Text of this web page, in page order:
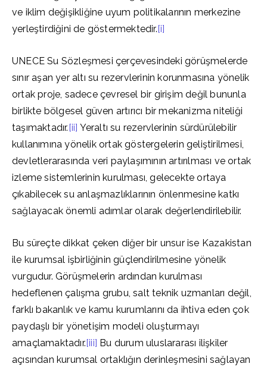
ve iklim değişikliğine uyum politikalarının merkezine
yerleştirdiğini de göstermektedir.[i]
UNECE Su Sözleşmesi çerçevesindeki görüşmelerde
sınır aşan yer altı su rezervlerinin korunmasına yönelik
ortak proje, sadece çevresel bir girişim değil bununla
birlikte bölgesel güven artırıcı bir mekanizma niteliği
taşımaktadır.[ii] Yeraltı su rezervlerinin sürdürülebilir
kullanımına yönelik ortak göstergelerin geliştirilmesi,
devletlerarasında veri paylaşımının artırılması ve ortak
izleme sistemlerinin kurulması, gelecekte ortaya
çıkabilecek su anlaşmazlıklarının önlenmesine katkı
sağlayacak önemli adımlar olarak değerlendirilebilir.
Bu süreçte dikkat çeken diğer bir unsur ise Kazakistan
ile kurumsal işbirliğinin güçlendirilmesine yönelik
vurgudur. Görüşmelerin ardından kurulması
hedeflenen çalışma grubu, salt teknik uzmanları değil,
farklı bakanlık ve kamu kurumlarını da ihtiva eden çok
paydaşlı bir yönetişim modeli oluşturmayı
amaçlamaktadır.[iii] Bu durum uluslararası ilişkiler
açısından kurumsal ortaklığın derinleşmesini sağlayan